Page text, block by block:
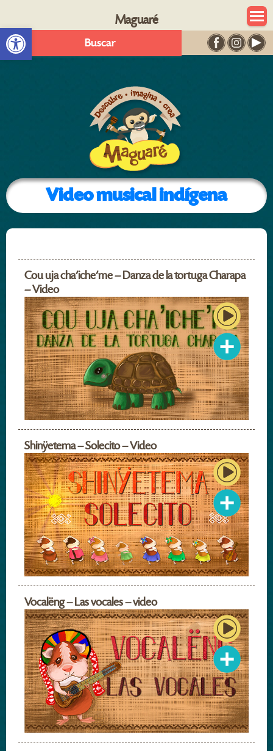
Abrir barra de herramientas
Maguaré
Buscar
Video musical indígena
Cou uja cha’iche’me – Danza de la tortuga Charapa
– Video
Shinÿetema – Solecito – Video
Vocalëng – Las vocales – video